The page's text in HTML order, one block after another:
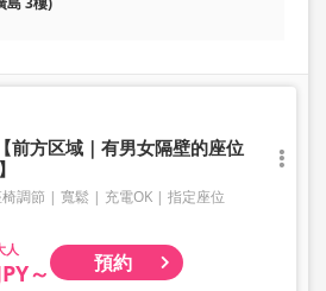
前方区域｜有男女隔壁的座位
調節 寬鬆 充電OK 指定座位
人
～ 預約